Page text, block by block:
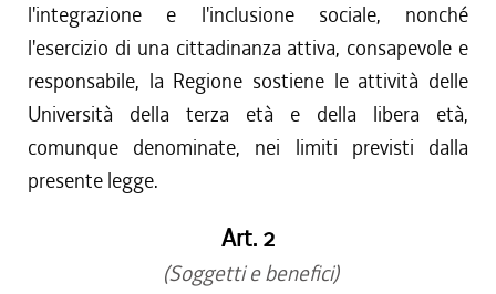
l'integrazione e l'inclusione sociale, nonché
l'esercizio di una cittadinanza attiva, consapevole e
responsabile, la Regione sostiene le attività delle
Università della terza età e della libera età,
comunque denominate, nei limiti previsti dalla
presente legge.
Art. 2
(Soggetti e benefici)